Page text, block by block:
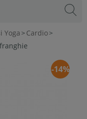
Yoga > Cardio>
-14%